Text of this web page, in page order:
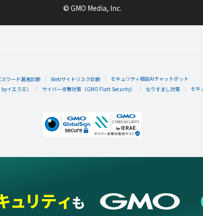
© GMO Media, Inc.
スワード漏洩診断 Webサイトリスク診断
セキュリティ相談AIチャットボット
イエラエ） サイバー攻撃対策（GMO Flatt Security） なりすまし対策 セキ